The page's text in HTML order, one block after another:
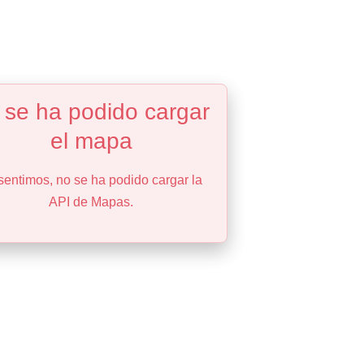
se ha podido cargar
el mapa
no se ha podido cargar la
API de Mapas.